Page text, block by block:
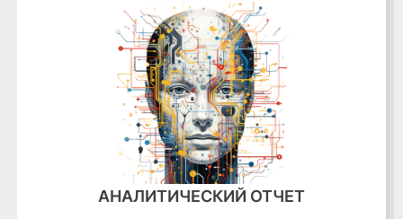
АНАЛИТИЧЕСКИЙ ОТЧЕТ